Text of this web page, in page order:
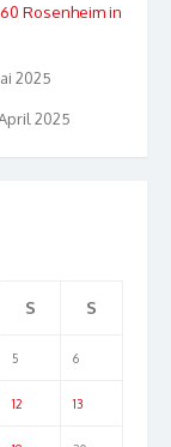
Rosenheim in
2025
2025
S S
5 6
12 13